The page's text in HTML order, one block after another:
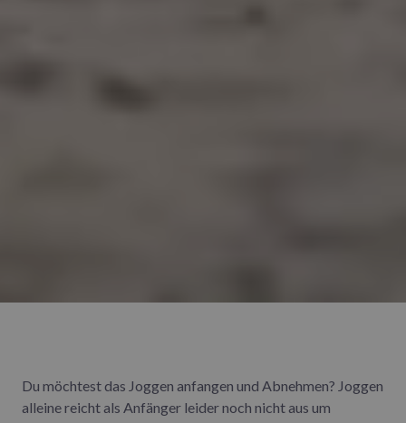
Du möchtest das Joggen anfangen und Abnehmen? Joggen
alleine reicht als Anfänger leider noch nicht aus um